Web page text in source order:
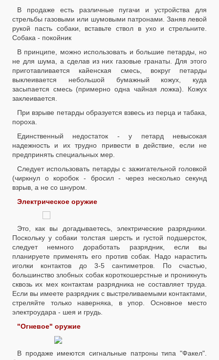
В продаже есть различные пугачи и устройства для
стрельбы газовыми или шумовыми патронами. Заняв левой
рукой пасть собаки, вставьте ствол в ухо и стрельните.
Собака - покойник
В принципе, можно использовать и большие петарды, но
не для шума, а сделав из них газовые гранаты. Для этого
приготавливается кайенская смесь, вокруг петарды
выклеивается небольшой бумажный кожух, куда
засыпается смесь (примерно одна чайная ложка). Кожух
заклеивается.
При взрыве петарды образуется взвесь из перца и табака,
пороха.
Единственный недостаток - у петард невысокая
надежность и их трудно привести в действие, если не
предпринять специальных мер.
Следует использовать петарды с зажигательной головкой
(чиркнул о коробок - бросил - через несколько секунд
взрыв, а не со шнуром.
Электрическое оружие
Это, как вы догадываетесь, электрические разрядники.
Поскольку у собаки толстая шерсть и густой подшерсток,
следует немного доработать разрядник, если вы
планируете применять его против собак. Надо нарастить
иголки контактов до 3-5 сантиметров. По счастью,
большинство злобных собак короткошерстные и проникнуть
сквозь их мех контактам разрядника не составляет труда.
Если вы имеете разрядник с выстреливаемыми контактами,
стреляйте только наверняка, в упор. Основное место
электроудара - шея и грудь.
"Огневое" оружие
В продаже имеются сигнальные патроны типа "Факел".